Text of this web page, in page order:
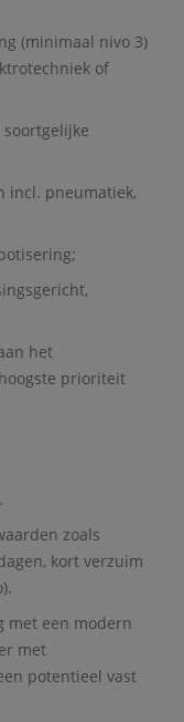
(minimaal nivo 3)
of
soortgelijke
incl. pneumatiek,
het
prioriteit
zoals
kort verzuim
met een modern
met
potentieel vast